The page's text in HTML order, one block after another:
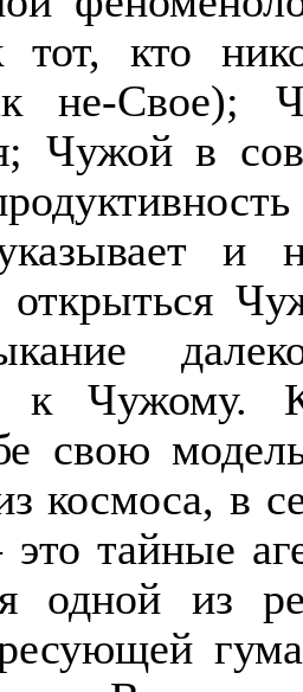
тот, кто
не-Свое);
Чужой в
и
открыться
к Чужому.
свою
космоса, в
это тайные
одной из